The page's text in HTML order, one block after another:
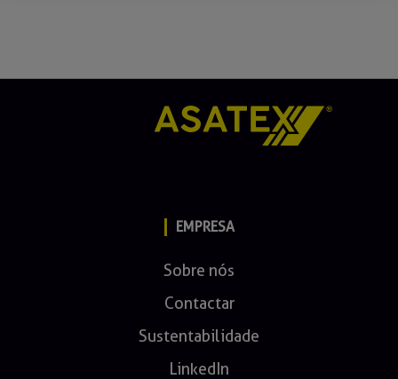
EMPRESA
Sobre nós
Contactar
Sustentabilidade
LinkedIn